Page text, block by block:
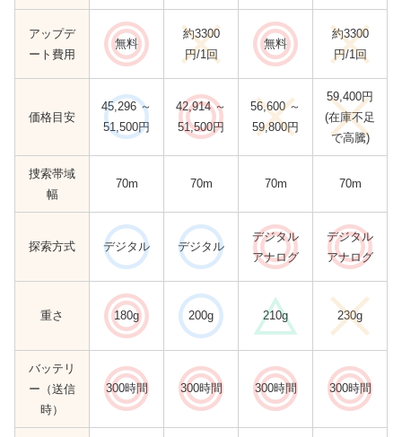
アップデ
ート費用
無料
約3300
円/1回
無料
約3300
円/1回
価格目安
45,296 ～
51,500円
42,914 ～
51,500円
56,600 ～
59,800円
59,400円
(在庫不足
で高騰)
捜索帯域
幅
70m 70m 70m 70m
探索方式 デジタル デジタル
デジタル
アナログ
デジタル
アナログ
重さ 180g 200g 210g 230g
バッテリ
ー（送信
時）
300時間 300時間 300時間 300時間